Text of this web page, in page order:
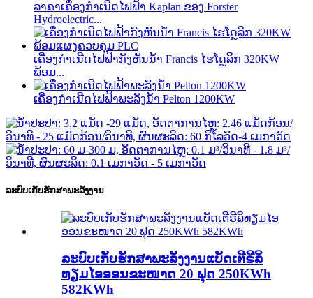
ລາຄາເຄື່ອງກຳເນີດໄຟຟ້າ Kaplan ຂອງ Forster
Hydroelectric...
ເຄື່ອງກຳເນີດໄຟຟ້າກັງຫັນນ້ຳ Francis ໄຮໂດຼລິກ 320KW
ພ້ອມ...
ເຄື່ອງກຳເນີດໄຟຟ້າພະລັງນ້ຳ Pelton 1200KW
ລະບົບເກັບຮັກສາພະລັງງານ
ລະບົບເກັບຮັກສາພະລັງງານແບັດເຕີຣີລິ
ທຽມໄອອອນຂະໜາດ 20 ຟຸດ 250KWh
582KWh